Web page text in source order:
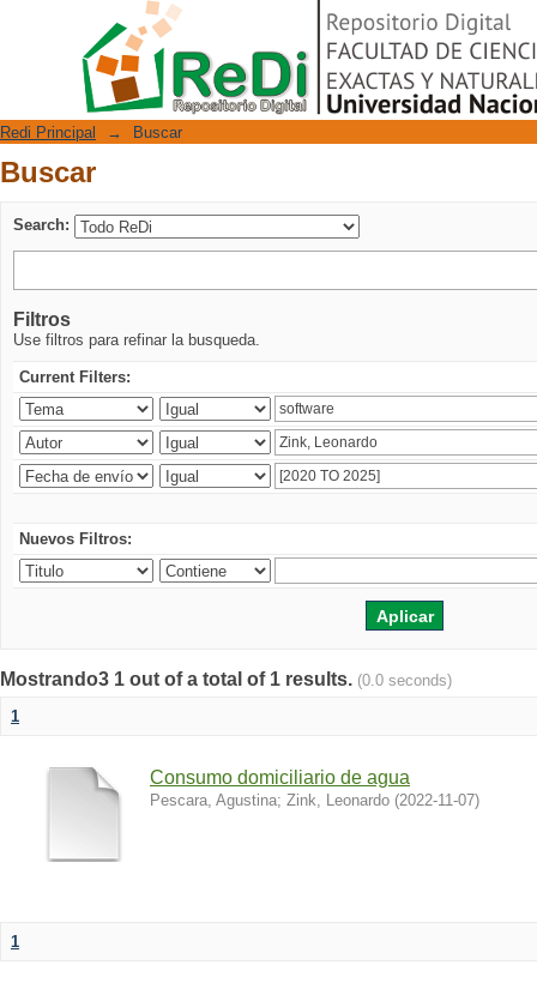
Repositorio Digital
Redi Principal → Buscar
Buscar
Search:
Filtros
Use filtros para refinar la busqueda.
Current Filters:
Nuevos Filtros:
Mostrando3 1 out of a total of 1 results. (0.0 seconds)
1
Consumo domiciliario de agua
Pescara, Agustina; Zink, Leonardo (2022-11-07)
1